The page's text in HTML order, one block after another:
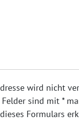
wird nicht
sind mit *
Formulars